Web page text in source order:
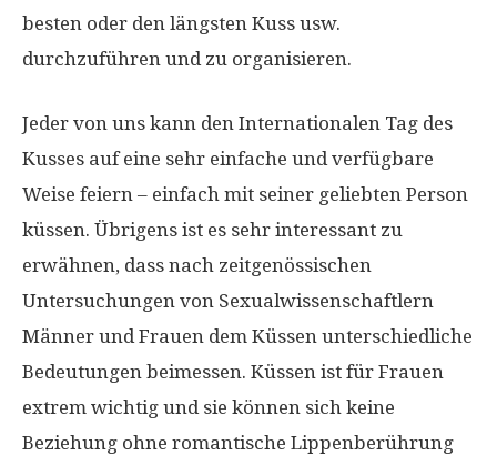
besten oder den längsten Kuss usw.
durchzuführen und zu organisieren.
Jeder von uns kann den Internationalen Tag des
Kusses auf eine sehr einfache und verfügbare
Weise feiern – einfach mit seiner geliebten Person
küssen. Übrigens ist es sehr interessant zu
erwähnen, dass nach zeitgenössischen
Untersuchungen von Sexualwissenschaftlern
Männer und Frauen dem Küssen unterschiedliche
Bedeutungen beimessen. Küssen ist für Frauen
extrem wichtig und sie können sich keine
Beziehung ohne romantische Lippenberührung